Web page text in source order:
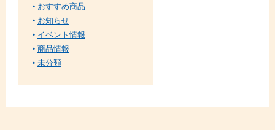
おすすめ商品
お知らせ
イベント情報
商品情報
未分類